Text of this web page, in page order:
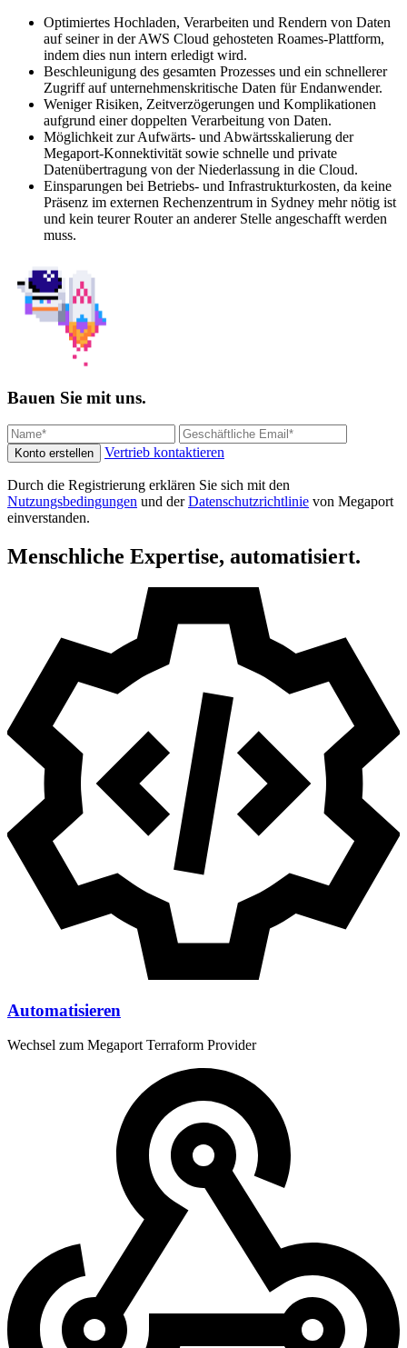
Optimiertes Hochladen, Verarbeiten und Rendern von Daten
auf seiner in der AWS Cloud gehosteten Roames-Plattform,
indem dies nun intern erledigt wird.
Beschleunigung des gesamten Prozesses und ein schnellerer
Zugriff auf unternehmenskritische Daten für Endanwender.
Weniger Risiken, Zeitverzögerungen und Komplikationen
aufgrund einer doppelten Verarbeitung von Daten.
Möglichkeit zur Aufwärts- und Abwärtsskalierung der
Megaport-Konnektivität sowie schnelle und private
Datenübertragung von der Niederlassung in die Cloud.
Einsparungen bei Betriebs- und Infrastrukturkosten, da keine
Präsenz im externen Rechenzentrum in Sydney mehr nötig ist
und kein teurer Router an anderer Stelle angeschafft werden
muss.
Bauen Sie mit uns.
Konto erstellen Vertrieb kontaktieren
Durch die Registrierung erklären Sie sich mit den
Nutzungsbedingungen und derDatenschutzrichtlinie von Megaport
einverstanden.
Menschliche Expertise, automatisiert.
Automatisieren
Wechsel zum Megaport Terraform Provider